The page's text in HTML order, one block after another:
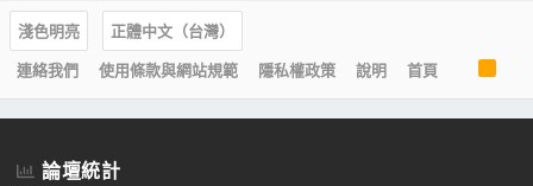
淺色明亮
正體中文（台灣）
連絡我們
使用條款與網站規範 隱私權政策 說明 首頁
R
S
S
論壇統計